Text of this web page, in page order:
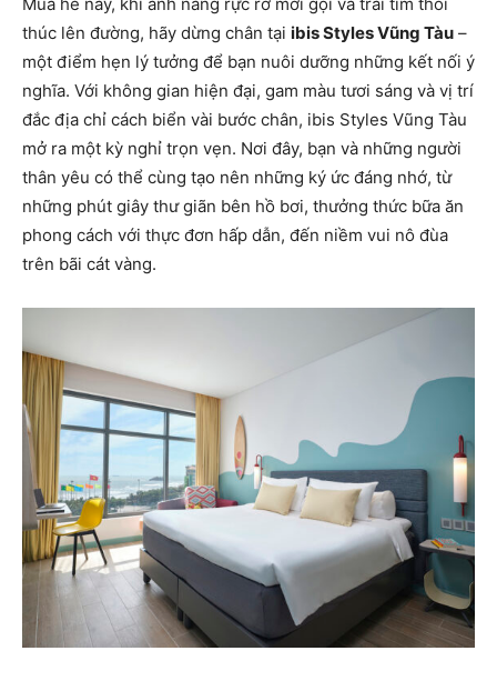
thúc lên đường, hãy dừng chân tại ibis Styles Vũng Tàu –
một điểm hẹn lý tưởng để bạn nuôi dưỡng những kết nối ý
nghĩa. Với không gian hiện đại, gam màu tươi sáng và vị trí
đắc địa chỉ cách biển vài bước chân, ibis Styles Vũng Tàu
mở ra một kỳ nghỉ trọn vẹn. Nơi đây, bạn và những người
thân yêu có thể cùng tạo nên những ký ức đáng nhớ, từ
những phút giây thư giãn bên hồ bơi, thưởng thức bữa ăn
phong cách với thực đơn hấp dẫn, đến niềm vui nô đùa
trên bãi cát vàng.